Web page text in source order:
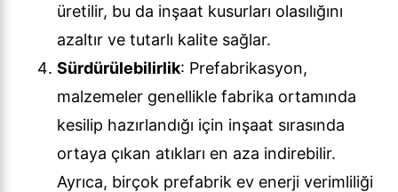
üretilir, bu da inşaat kusurları olasılığını
azaltır ve tutarlı kalite sağlar.
Sürdürülebilirlik: Prefabrikasyon,
malzemeler genellikle fabrika ortamında
kesilip hazırlandığı için inşaat sırasında
ortaya çıkan atıkları en aza indirebilir.
Ayrıca, birçok prefabrik ev enerji verimliliği